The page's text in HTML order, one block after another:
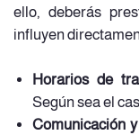
ello, deberás
influyen
Horarios de
Según sea el
Comunicación